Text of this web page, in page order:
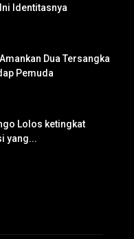
Identitasnya
Dua Tersangka
Pemuda
Lolos ketingkat
yang...